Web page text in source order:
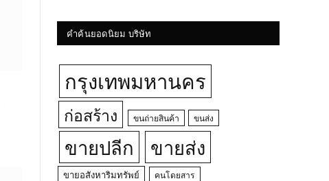
คำค้นยอดนิยม บริษัท
กรุงเทพมหานคร
ก่อสร้าง ขนถ่ายสินค้า ขนส่ง
ขายปลีก ขายส่ง
ขายอสังหาริมทรัพย์ คนโดยสาร